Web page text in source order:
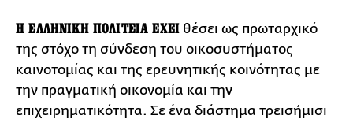
Η ΕΛΛΗΝΙΚΗ ΠΟΛΙΤΕΙΑ ΕΧΕΙ θέσει ως πρωταρχικό
της στόχο τη σύνδεση του οικοσυστήματος
καινοτομίας και της ερευνητικής κοινότητας με
την πραγματική οικονομία και την
επιχειρηματικότητα. Σε ένα διάστημα τρεισήμισι